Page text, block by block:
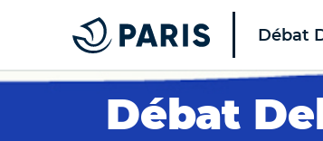
Top of the
Débat
Débat